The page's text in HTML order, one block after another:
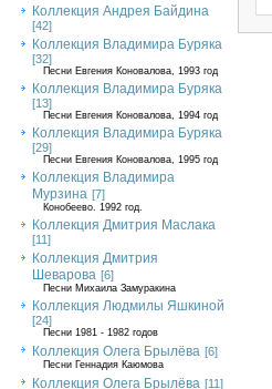
Коллекция Андрея Байдина
[42]
Коллекция Владимира Буряка
[32]
Песни Евгения Коновалова, 1993 год
Коллекция Владимира Буряка
[13]
Песни Евгения Коновалова, 1994 год
Коллекция Владимира Буряка
[29]
Песни Евгения Коновалова, 1995 год
Коллекция Владимира
Мурзина [7]
Конобеево. 1992 год.
Коллекция Дмитрия Маслака
[11]
Коллекция Дмитрия
Шеварова [6]
Песни Михаила Замуракина
Коллекция Людмилы Яшкиной
[24]
Песни 1981 - 1982 годов
Коллекция Олега Брылёва [6]
Песни Геннадия Каюмова
Коллекция Олега Брылёва [11]